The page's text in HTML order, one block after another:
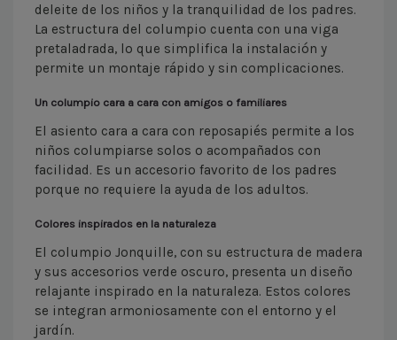
deleite de los niños y la tranquilidad de los padres.
La estructura del columpio cuenta con una viga
pretaladrada, lo que simplifica la instalación y
permite un montaje rápido y sin complicaciones.
Un columpio cara a cara con amigos o familiares
El asiento cara a cara con reposapiés permite a los
niños columpiarse solos o acompañados con
facilidad. Es un accesorio favorito de los padres
porque no requiere la ayuda de los adultos.
Colores inspirados en la naturaleza
El columpio Jonquille, con su estructura de madera
y sus accesorios verde oscuro, presenta un diseño
relajante inspirado en la naturaleza. Estos colores
se integran armoniosamente con el entorno y el
jardín.